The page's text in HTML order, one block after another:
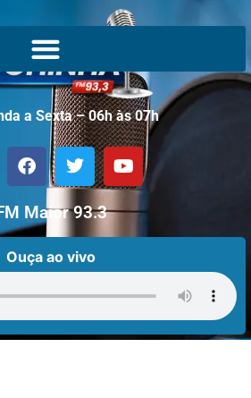
a Sexta – 06h às 07h
Maior 93.3
Ouça ao vivo